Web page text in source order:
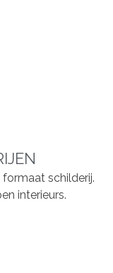
schilderij.
interieurs.